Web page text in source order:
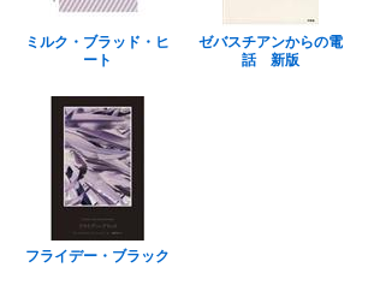
ミルク・ブラッド・ヒ
ート
ゼバスチアンからの電
話 新版
フライデー・ブラック